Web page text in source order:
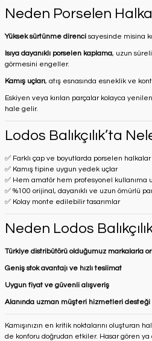
Neden Porselen
Yüksek sürtünme direnci sayesinde misina
Isıya dayanıklı porselen kaplama, uzun
görmesini engeller.
Kamış uçları, atış esnasında esneklik ve
Eskiyen veya kırılan parçalar kolayca
hale gelir.
Lodos Balıkçılık’ta
✅ Farklı çap ve boyutlarda porselen halkalar
✅ Kamış tipine uygun yedek uçlar
✅ Hem amatör hem profesyonel kullanıma
✅ %100 orijinal, dayanıklı ve uzun ömürlü
✅ Kolay monte edilebilir tasarımlar
Neden Lodos
Türkiye distribütörü olduğumuz markalarla
Geniş stok avantajı ve hızlı teslimat
Uygun fiyat ve güvenli alışveriş
Alanında uzman müşteri hizmetleri desteği
Kamışınızın en kritik noktalarını oluşturan
de konforu doğrudan etkiler. Hasar gören ya